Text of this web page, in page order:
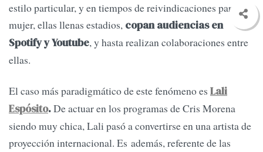
estilo particular, y en tiempos de reivindicaciones para la
mujer, ellas llenas estadios, copan audiencias en
Spotify y Youtube, y hasta realizan colaboraciones entre
ellas.
El caso más paradigmático de este fenómeno es Lali
Espósito.De actuar en los programas de Cris Morena
siendo muy chica, Lali pasó a convertirse en una artista de
proyección internacional. Es además, referente de las